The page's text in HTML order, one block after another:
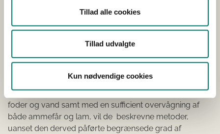
Tillad alle cookies
Tillad udvalgte
Kun nødvendige cookies
årsager som af hensyn til managementmuligheder især
indsættelse i særlige bokse (adoptionsbokse eller
grinder), der finder anvendelse.
Lægges ovennævnte til grund, finder Rådet, at under
kortvarig som muligt (maksimalt 3-5 dage) og med en
samtidig tilsikring af, at fåret frit kan lægge sig, indtage
foder og vand samt med en sufficient overvågning af
både ammefår og lam, vil de beskrevne metoder,
uanset den derved påførte begrænsede grad af